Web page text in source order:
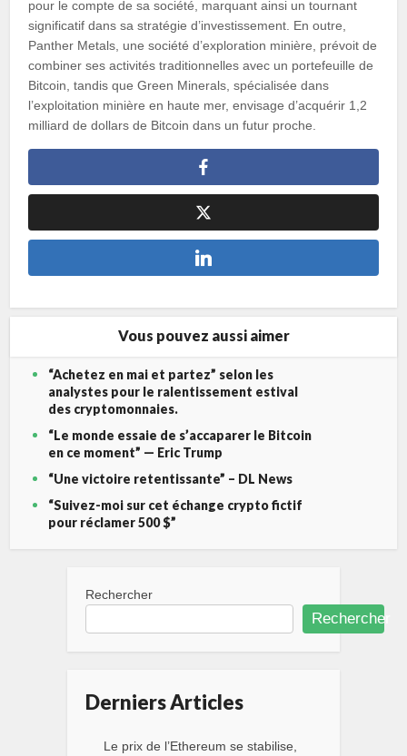
pour le compte de sa société, marquant ainsi un tournant
significatif dans sa stratégie d’investissement. En outre,
Panther Metals, une société d’exploration minière, prévoit de
combiner ses activités traditionnelles avec un portefeuille de
Bitcoin, tandis que Green Minerals, spécialisée dans
l’exploitation minière en haute mer, envisage d’acquérir 1,2
milliard de dollars de Bitcoin dans un futur proche.
Vous pouvez aussi aimer
“Achetez en mai et partez” selon les
analystes pour le ralentissement estival
des cryptomonnaies.
“Le monde essaie de s’accaparer le Bitcoin
en ce moment” — Eric Trump
“Une victoire retentissante” – DL News
“Suivez-moi sur cet échange crypto fictif
pour réclamer 500 $”
Rechercher
Rechercher
Derniers Articles
Le prix de l’Ethereum se stabilise,